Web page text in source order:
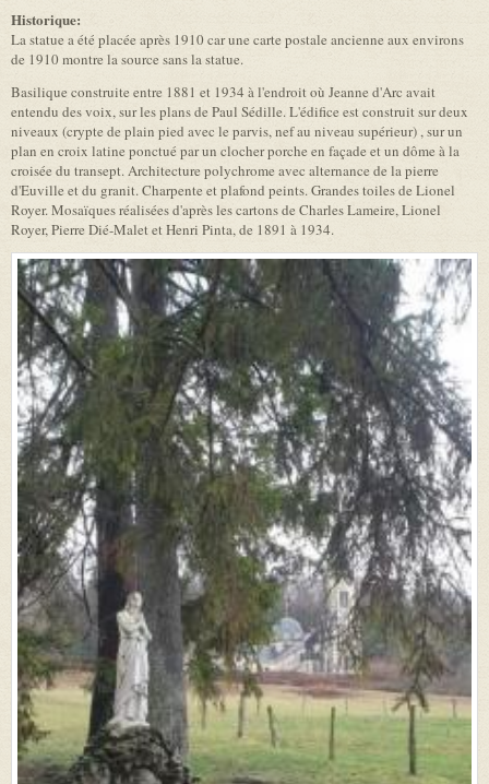
Historique:
La statue a été placée après 1910 car une carte postale ancienne aux environs
de 1910 montre la source sans la statue.
Basilique construite entre 1881 et 1934 à l'endroit où Jeanne d'Arc avait
entendu des voix, sur les plans de Paul Sédille. L'édifice est construit sur deux
niveaux (crypte de plain pied avec le parvis, nef au niveau supérieur) , sur un
plan en croix latine ponctué par un clocher porche en façade et un dôme à la
croisée du transept. Architecture polychrome avec alternance de la pierre
d'Euville et du granit. Charpente et plafond peints. Grandes toiles de Lionel
Royer. Mosaïques réalisées d'après les cartons de Charles Lameire, Lionel
Royer, Pierre Dié-Malet et Henri Pinta, de 1891 à 1934.